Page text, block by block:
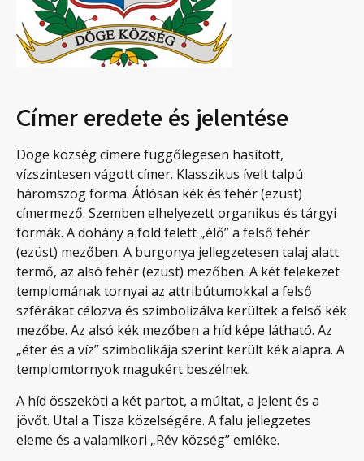
Címer eredete és jelentése
Döge község címere függőlegesen hasított,
vízszintesen vágott címer. Klasszikus ívelt talpú
háromszög forma. Átlósan kék és fehér (ezüst)
címermező. Szemben elhelyezett organikus és tárgyi
formák. A dohány a föld felett „élő” a felső fehér
(ezüst) mezőben. A burgonya jellegzetesen talaj alatt
termő, az alsó fehér (ezüst) mezőben. A két felekezet
templomának tornyai az attribútumokkal a felső
szférákat célozva és szimbolizálva kerültek a felső kék
mezőbe. Az alsó kék mezőben a híd képe látható. Az
„éter és a víz” szimbolikája szerint került kék alapra. A
templomtornyok magukért beszélnek.
A híd összeköti a két partot, a múltat, a jelent és a
jövőt. Utal a Tisza közelségére. A falu jellegzetes
eleme és a valamikori „Rév község” emléke.